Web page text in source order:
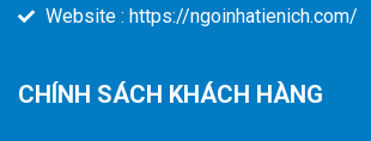
Website : https://ngoinhatienich.com/
CHÍNH SÁCH KHÁCH HÀNG